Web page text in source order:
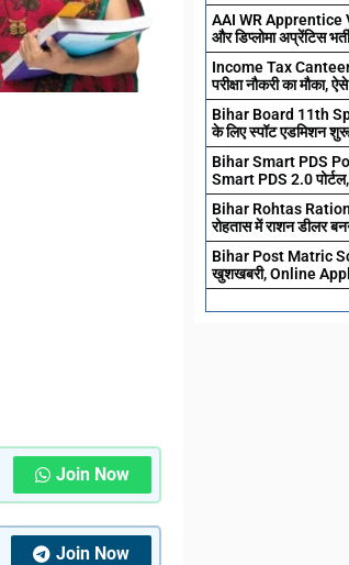
Join Now
Join Now
AAI WR Apprentice
और डिप्लोमा अप्रेंटिस
Income Tax
परीक्षा नौकरी का मौका,
Bihar Board 11th
के लिए स्पॉट एडमिशन
Bihar Smart PDS
Smart PDS 2.0
Bihar Rohtas
रोहतास में राशन डीलर
Bihar Post Matric
खुशखबरी, Online